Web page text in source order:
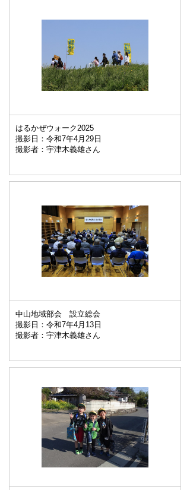
はるかぜウォーク2025
撮影日：令和7年4月29日
撮影者：宇津木義雄さん
中山地域部会 設立総会
撮影日：令和7年4月13日
撮影者：宇津木義雄さん